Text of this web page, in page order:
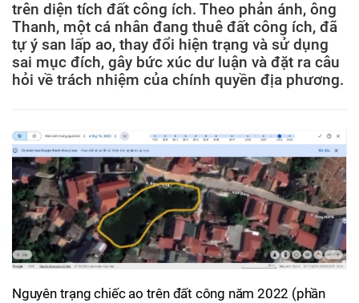
trên diện tích đất công ích. Theo phản ánh, ông
Thanh, một cá nhân đang thuê đất công ích, đã
tự ý san lấp ao, thay đổi hiện trạng và sử dụng
sai mục đích, gây bức xúc dư luận và đặt ra câu
hỏi về trách nhiệm của chính quyền địa phương.
Nguyên trạng chiếc ao trên đất công năm 2022 (phần